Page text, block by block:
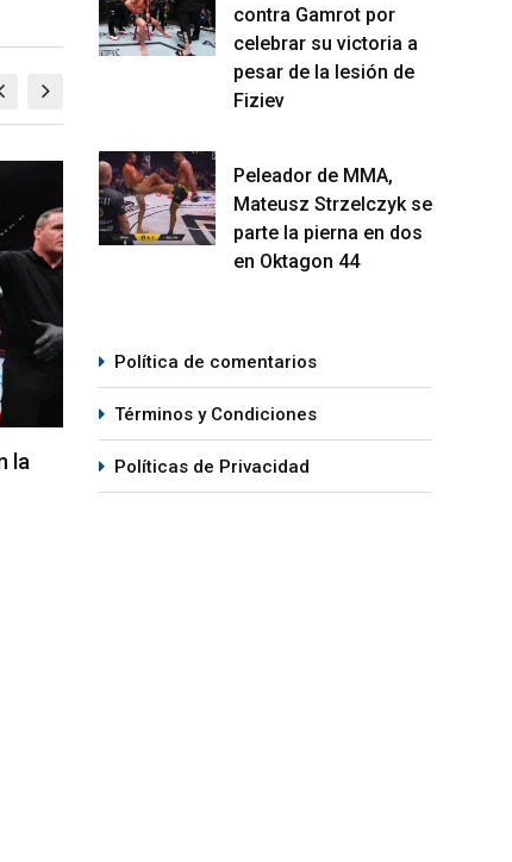
el
MMA
Navajo Stirling expulsa a Jan
Blachowicz del top 15 de los Semi-
contra Gamrot por
celebrar su victoria a
pesar de la lesión de
Fiziev
Peleador de MMA,
Mateusz Strzelczyk se
parte la pierna en dos
en Oktagon 44
Política de comentarios
Términos y Condiciones
Políticas de Privacidad